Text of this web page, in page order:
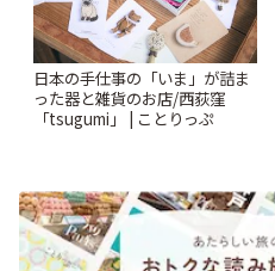
日本の手仕事の「いま」が詰ま
った器と雑貨のお店/西荻窪
「tsugumi」 | ことりっぷ